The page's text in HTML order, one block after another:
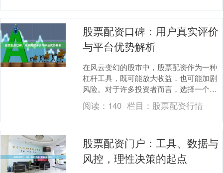
股票配资口碑：用户真实评价
与平台优势解析
在风云变幻的股市中，股票配资作为一种
杠杆工具，既可能放大收益，也可能加剧
风险。对于许多投资者而言，选择一个可
靠的配资平台，是迈向成功的第一步。然
而，市场上平台众....
阅读： 140 栏目： 股票配资行情
股票配资门户：工具、数据与
风控，理性决策的起点